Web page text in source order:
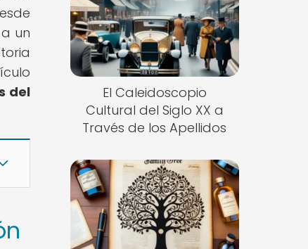
un
del
El Caleidoscopio
Cultural del Siglo XX a
Través de los Apellidos